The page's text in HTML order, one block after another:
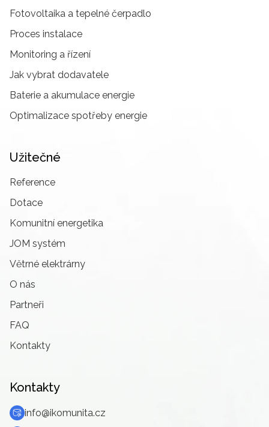
Fotovoltaika a tepelné čerpadlo
Proces instalace
Monitoring a řízení
Jak vybrat dodavatele
Baterie a akumulace energie
Optimalizace spotřeby energie
Užitečné
Reference
Dotace
Komunitní energetika
JOM systém
Větrné elektrárny
O nás
Partneři
FAQ
Kontakty
Kontakty
info@ikomunita.cz